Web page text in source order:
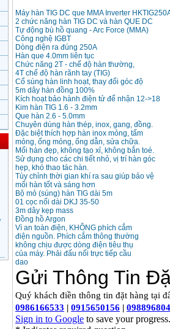
Máy hàn TIG DC que MMA Inverter
2 chức năng hàn TIG DC và hàn QUE DC
Tự động bù hồ quang - Arc Force (MMA)
Công nghệ IGBT
Dòng điện ra đúng 250A
Hàn que 4.0mm liên tục
Chức năng 2T - chế độ hàn thường,
4T chế độ hàn rãnh tay (TIG)
Cổ súng hàn linh hoạt, thay đổi góc độ
5m dây hàn đồng 100%
Kích hoạt bảo hành điện tử để nhận 12->18
Kim hàn TIG 1.6 - 3.2mm
Que hàn 2.6 - 5.0mm
Chuyên dùng hàn thép, inox, gang, đồng.
Đặc biệt thích hợp hàn inox mỏng, tấm
mỏng, ống mỏng, ống dẫn, sửa chữa.
Mối hàn đẹp, không tạo xỉ, không bắn toé.
Sử dụng cho các chi tiết nhỏ, vị trí hàn góc
hẹp, khó thao tác hàn.
Tùy chỉnh thời gian khí ra sau giúp bảo vệ
mối hàn tốt và sáng hơn
Bộ mỏ (súng) hàn TIG dài 5m
01 cọc nối dài DKJ 35-50
3m dây kẹp mass
Đồng hồ Argon
Vì an toàn điện, KHÔNG phích cắm
điện nguồn. Phích cắm thông thường
không chịu được dòng điện tiêu thụ
của máy. Phải đấu nối trực tiếp cầu
dao